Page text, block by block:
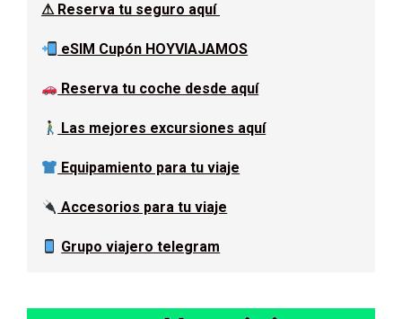
⚠ Reserva tu seguro aquí
eSIM Cupón HOYVIAJAMOS
Reserva tu coche desde aquí
Las mejores excursiones aquí
Equipamiento para tu viaje
Accesorios para tu viaje
Grupo viajero telegram